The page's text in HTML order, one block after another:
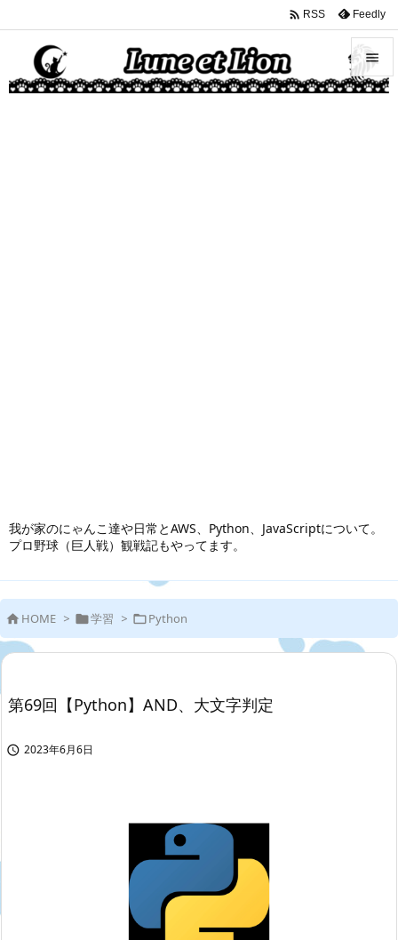
我が家のにゃんこ達や日常とAWS、Python、JavaScriptについて。
プロ野球（巨人戦）観戦記もやってます。


 RSS Feedly
 HOME > 学習 > Python
第69回【Python】AND、大文字判定
 2023年6月6日